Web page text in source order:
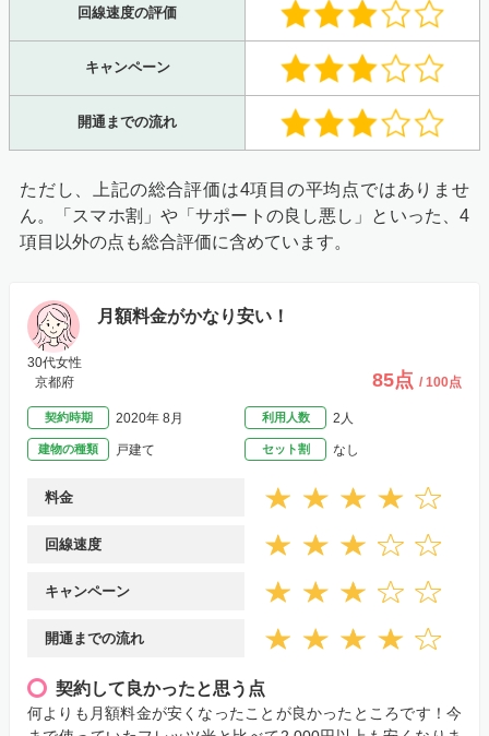
回線速度の評価
キャンペーン
開通までの流れ
ただし、上記の総合評価は4項目の平均点ではありませ
ん。「スマホ割」や「サポートの良し悪し」といった、4
項目以外の点も総合評価に含めています。
月額料金がかなり安い！
30代女性
京都府
85点 / 100点
契約時期 2020年 8月 利用人数 2人
建物の種類 戸建て セット割 なし
料金
回線速度
キャンペーン
開通までの流れ
契約して良かったと思う点
何よりも月額料金が安くなったことが良かったところです！今